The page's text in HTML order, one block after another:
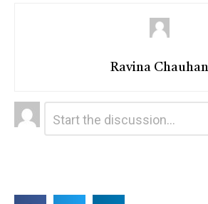
Ravina Chauhan
Leave
a
Comment